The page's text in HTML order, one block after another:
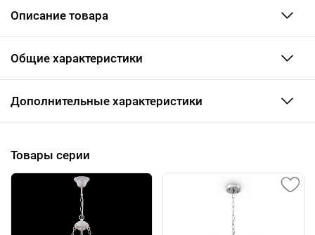
Описание товара
Общие характеристики
Дополнительные характеристики
Товары серии